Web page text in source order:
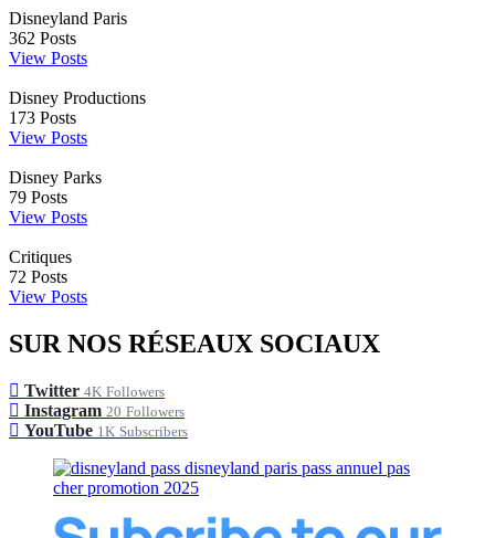
Disneyland Paris
362 Posts
View Posts
Disney Productions
173 Posts
View Posts
Disney Parks
79 Posts
View Posts
Critiques
72 Posts
View Posts
SUR NOS RÉSEAUX SOCIAUX
Twitter 4K Followers
Instagram 20 Followers
YouTube 1K Subscribers